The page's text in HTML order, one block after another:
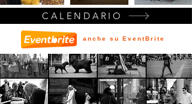
CALENDARIO
anche su EventBrite